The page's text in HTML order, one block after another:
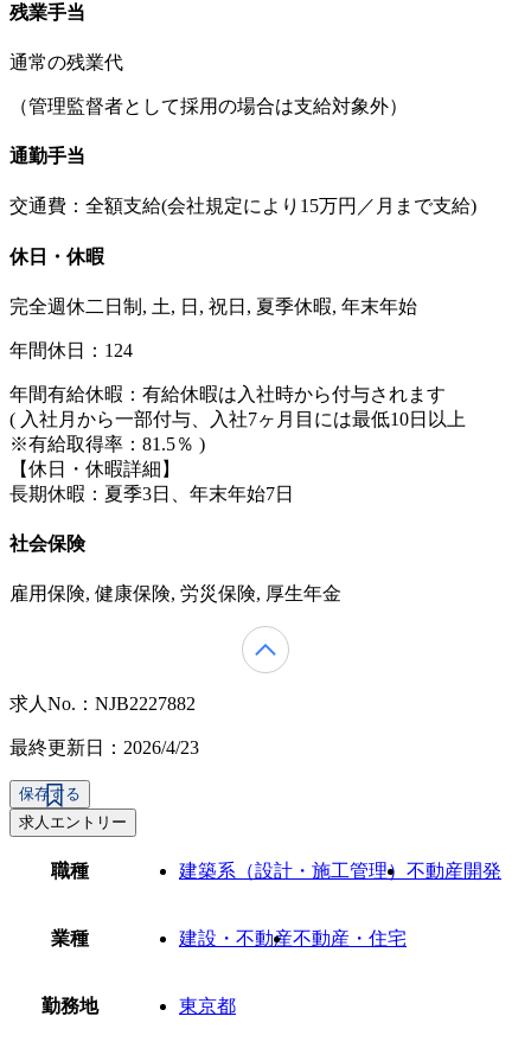
残業手当
通常の残業代
（管理監督者として採用の場合は支給対象外）
通勤手当
交通費：全額支給(会社規定により15万円／月まで支給)
休日・休暇
完全週休二日制, 土, 日, 祝日, 夏季休暇, 年末年始
年間休日：124
年間有給休暇：有給休暇は入社時から付与されます
( 入社月から一部付与、入社7ヶ月目には最低10日以上
※有給取得率：81.5％ )
【休日・休暇詳細】
長期休暇：夏季3日、年末年始7日
社会保険
雇用保険, 健康保険, 労災保険, 厚生年金
求人No.：NJB2227882
最終更新日：2026/4/23
保存する
求人エントリー
職種 建築系（設計・施工管理） 不動産開発
業種 建設・不動産不動産・住宅
勤務地 東京都